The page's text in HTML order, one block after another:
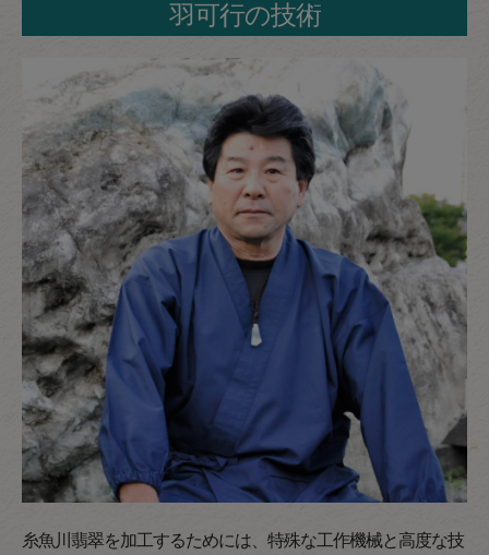
羽可行の技術
糸魚川翡翠を加工するためには、特殊な工作機械と高度な技